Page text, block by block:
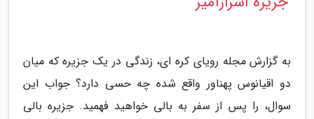
به گزارش مجله رویای کره ای، زندگی در یک جزیره که میان
دو اقیانوس پهناور واقع شده چه حسی دارد؟ جواب این
سوال، را پس از سفر به بالی خواهید فهمید. جزیره بالی